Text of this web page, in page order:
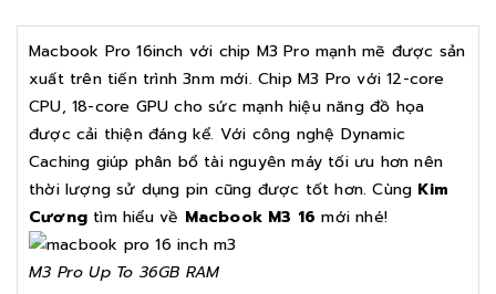
Macbook Pro 16inch với chip M3 Pro mạnh mẽ được sản
xuất trên tiến trình 3nm mới. Chip M3 Pro với 12-core
CPU, 18-core GPU cho sức mạnh hiệu năng đồ họa
được cải thiện đáng kể. Với công nghệ Dynamic
Caching giúp phân bổ tài nguyên máy tối ưu hơn nên
thời lượng sử dụng pin cũng được tốt hơn. Cùng Kim
Cương tìm hiểu về Macbook M3 16mới nhé!
M3 Pro Up To 36GB RAM